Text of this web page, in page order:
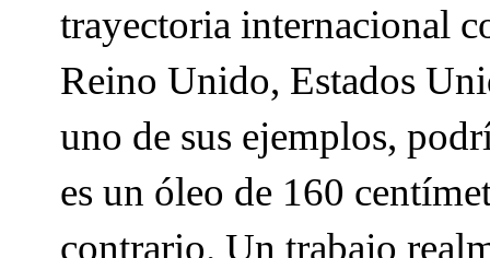
trayectoria internacional
Reino Unido, Estados
uno de sus ejemplos,
es un óleo de 160
contrario. Un trabajo